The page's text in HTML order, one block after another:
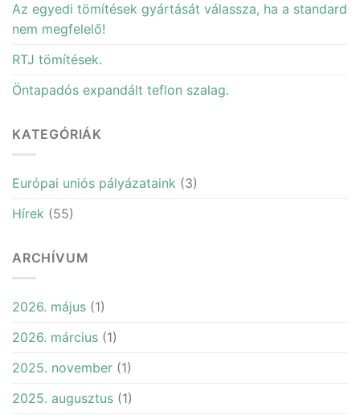
Az egyedi tömítések gyártását válassza, ha a standard
nem megfelelő!
RTJ tömítések.
Öntapadós expandált teflon szalag.
KATEGÓRIÁK
Európai uniós pályázataink (3)
Hírek (55)
ARCHÍVUM
2026. május (1)
2026. március (1)
2025. november (1)
2025. augusztus (1)